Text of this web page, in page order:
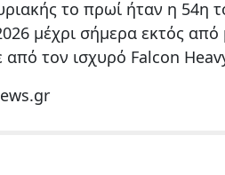
το πρωί ήταν η 54η
μέχρι σήμερα εκτός
τον ισχυρό Falcon